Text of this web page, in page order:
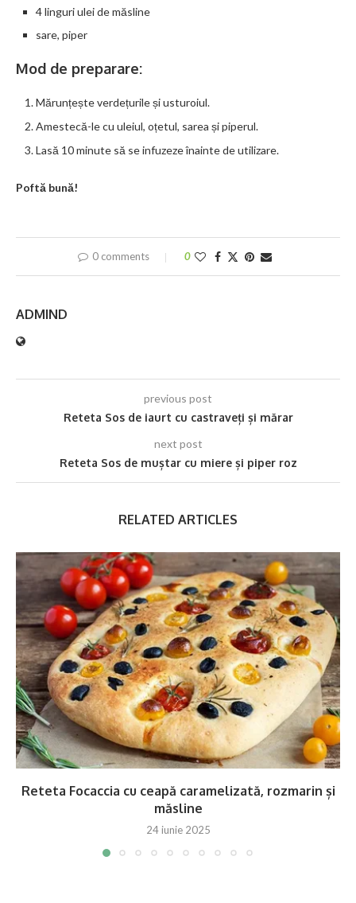
4 linguri ulei de măsline
sare, piper
Mod de preparare:
Mărunțește verdețurile și usturoiul.
Amestecă-le cu uleiul, oțetul, sarea și piperul.
Lasă 10 minute să se infuzeze înainte de utilizare.
Poftă bună!
0 comments 0
ADMIND
previous post
Reteta Sos de iaurt cu castraveți și mărar
next post
Reteta Sos de muștar cu miere și piper roz
RELATED ARTICLES
Reteta Focaccia cu ceapă caramelizată, rozmarin și
măsline
24 iunie 2025